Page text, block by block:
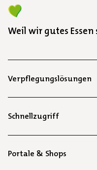
Weil wir gutes Essen
Verpflegungslösungen
Schnellzugriff
Portale & Shops